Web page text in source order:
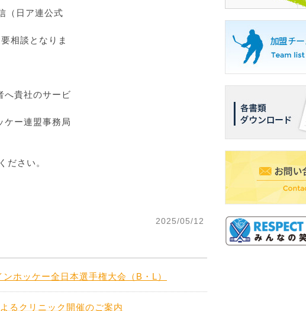
（日ア連公式
相談となりま
へ貴社のサービ
ケー連盟事務局
ださい。
2025/05/12
ホッケー全日本選手権大会（B・L）
るクリニック開催のご案内